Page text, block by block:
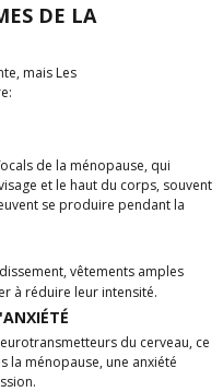
DE LA
mais Les
de la ménopause, qui
et le haut du corps, souvent
se produire pendant la
vêtements amples
à réduire leur intensité.
du cerveau, ce
la ménopause, une anxiété